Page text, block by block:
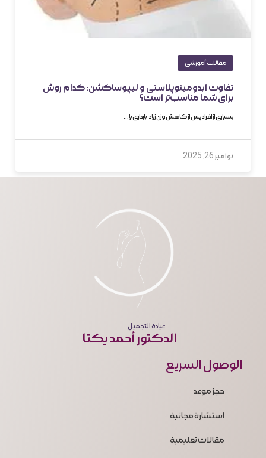
مقالات آموزشی
تفاوت ابدومینوپلاستی و لیپوساکشن: کدام روش
برای شما مناسب‌تر است؟
بسیاری از افراد پس از کاهش وزن زیاد، بارداری یا…
نوامبر 26, 2025
عيادة التجميل
الدكتور أحمد يكتا
الوصول السريع
حجز موعد
استشارة مجانية
مقالات تعليمية